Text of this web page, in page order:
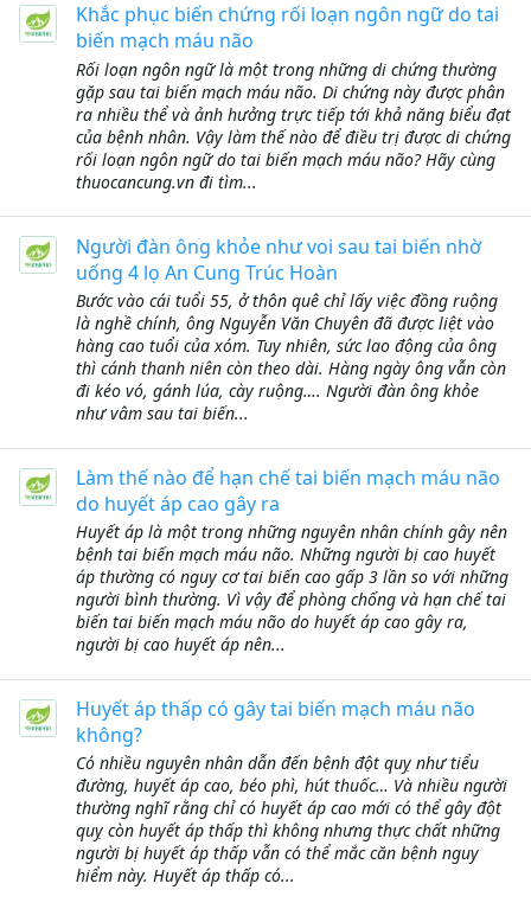
Khắc phục biến chứng rối loạn ngôn ngữ do tai
biến mạch máu não
Rối loạn ngôn ngữ là một trong những di chứng thường
gặp sau tai biến mạch máu não. Di chứng này được phân
ra nhiều thể và ảnh hưởng trực tiếp tới khả năng biểu đạt
của bệnh nhân. Vậy làm thế nào để điều trị được di chứng
rối loạn ngôn ngữ do tai biến mạch máu não? Hãy cùng
thuocancung.vn đi tìm...
Người đàn ông khỏe như voi sau tai biến nhờ
uống 4 lọ An Cung Trúc Hoàn
Bước vào cái tuổi 55, ở thôn quê chỉ lấy việc đồng ruộng
là nghề chính, ông Nguyễn Văn Chuyên đã được liệt vào
hàng cao tuổi của xóm. Tuy nhiên, sức lao động của ông
thì cánh thanh niên còn theo dài. Hàng ngày ông vẫn còn
đi kéo vó, gánh lúa, cày ruộng…. Người đàn ông khỏe
như vâm sau tai biến...
Làm thế nào để hạn chế tai biến mạch máu não
do huyết áp cao gây ra
Huyết áp là một trong những nguyên nhân chính gây nên
bệnh tai biến mạch máu não. Những người bị cao huyết
áp thường có nguy cơ tai biến cao gấp 3 lần so với những
người bình thường. Vì vậy để phòng chống và hạn chế tai
biến tai biến mạch máu não do huyết áp cao gây ra,
người bị cao huyết áp nên...
Huyết áp thấp có gây tai biến mạch máu não
không?
Có nhiều nguyên nhân dẫn đến bệnh đột quỵ như tiểu
đường, huyết áp cao, béo phì, hút thuốc… Và nhiều người
thường nghĩ rằng chỉ có huyết áp cao mới có thể gây đột
quỵ còn huyết áp thấp thì không nhưng thực chất những
người bị huyết áp thấp vẫn có thể mắc căn bệnh nguy
hiểm này. Huyết áp thấp có...